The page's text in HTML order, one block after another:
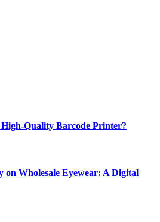
Quality Barcode Printer?
on Wholesale Eyewear: A Digital